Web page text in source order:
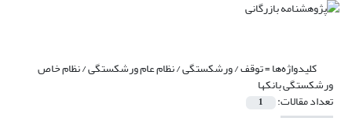
کلیدواژه‌ها =توقف / ورشکستگی / نظام عام ورشکستگی / نظام خاص
ورشکستگی بانکها
تعداد مقالات: 1